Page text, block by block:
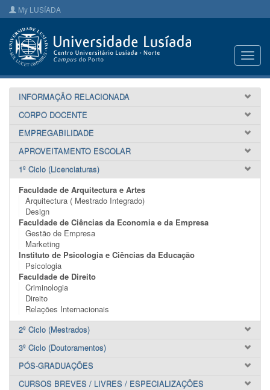
My LUSÍADA
INFORMAÇÃO RELACIONADA
CORPO DOCENTE
EMPREGABILIDADE
APROVEITAMENTO ESCOLAR
1º Ciclo (Licenciaturas)
Faculdade de Arquitectura e Artes
Arquitectura ( Mestrado Integrado)
Design
Faculdade de Ciências da Economia e da Empresa
Gestão de Empresa
Marketing
Instituto de Psicologia e Ciências da Educação
Psicologia
Faculdade de Direito
Criminologia
Direito
Relações Internacionais
2º Ciclo (Mestrados)
3º Ciclo (Doutoramentos)
PÓS-GRADUAÇÕES
CURSOS BREVES / LIVRES / ESPECIALIZAÇÕES